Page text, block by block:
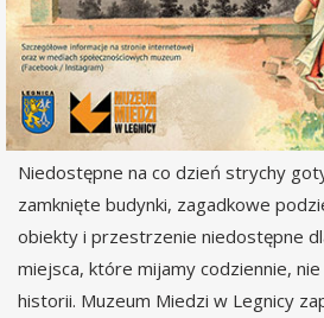
Niedostępne na co dzień strychy
zamknięte budynki, zagadkowe
obiekty i przestrzenie niedostępne
miejsca, które mijamy codziennie, nie
historii. Muzeum Miedzi w Legnicy